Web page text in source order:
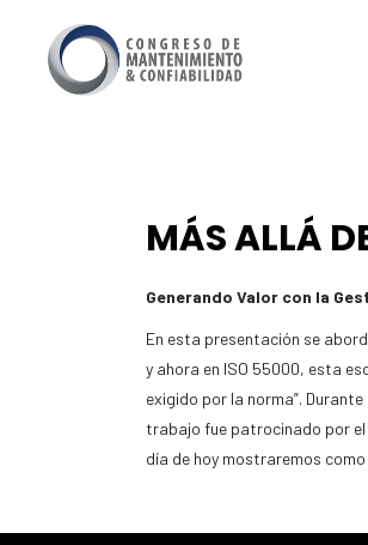
MÁS ALLÁ
Generando Valor con la
En esta presentación se
y ahora en ISO 55000, esta
exigido por la norma”.
trabajo fue patrocinado por el
día de hoy mostraremos